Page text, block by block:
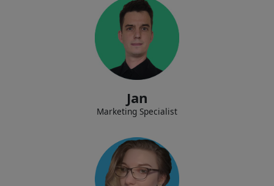
Jan
Marketing Specialist
Desarrollar la estrategia de marketing para promover la marca de la
empresa, crear su presencia en línea y gestionar el blog corporativo.